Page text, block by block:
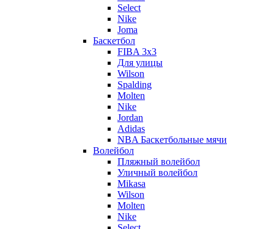
Select
Nike
Joma
Баскетбол
FIBA 3x3
Для улицы
Wilson
Spalding
Molten
Nike
Jordan
Adidas
NBA Баскетбольные мячи
Волейбол
Пляжный волейбол
Уличный волейбол
Mikasa
Wilson
Molten
Nike